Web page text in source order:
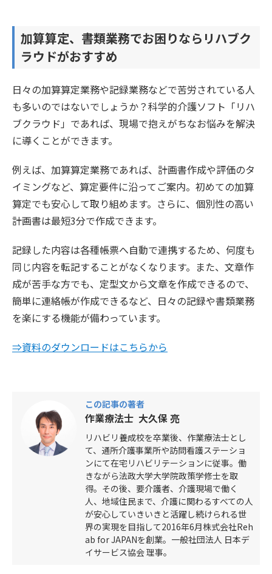
加算算定、書類業務でお困りならリハブク
ラウドがおすすめ
日々の加算算定業務や記録業務などで苦労されている人
も多いのではないでしょうか？科学的介護ソフト「リハ
ブクラウド」であれば、現場で抱えがちなお悩みを解決
に導くことができます。
例えば、加算算定業務であれば、計画書作成や評価のタ
イミングなど、算定要件に沿ってご案内。初めての加算
算定でも安心して取り組めます。さらに、個別性の高い
計画書は最短3分で作成できます。
記録した内容は各種帳票へ自動で連携するため、何度も
同じ内容を転記することがなくなります。また、文章作
成が苦手な方でも、定型文から文章を作成できるので、
簡単に連絡帳が作成できるなど、日々の記録や書類業務
を楽にする機能が備わっています。
⇒資料のダウンロードはこちらから
この記事の著者
作業療法士 大久保 亮
リハビリ養成校を卒業後、作業療法士とし
て、通所介護事業所や訪問看護ステーショ
ンにて在宅リハビリテーションに従事。働
きながら法政大学大学院政策学修士を取
得。その後、要介護者、介護現場で働く
人、地域住民まで、介護に関わるすべての人
が安心していきいきと活躍し続けられる世
界の実現を目指して2016年6月株式会社Reh
ab for JAPANを創業。一般社団法人 日本デ
イサービス協会 理事。